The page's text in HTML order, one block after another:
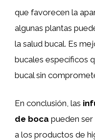
que favorecen la
algunas plantas
la salud bucal. Es
bucales específicos
bucal sin
En conclusión, las
de boca pueden
a los productos de